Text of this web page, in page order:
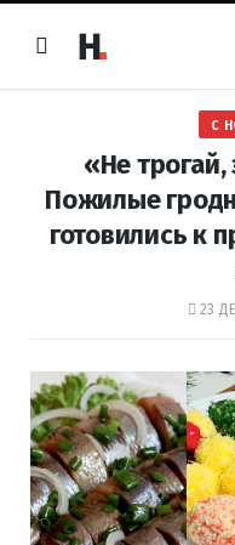
С
«Не трогай,
Пожилые
готовились к
23